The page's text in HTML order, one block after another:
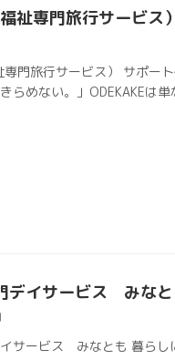
祉専門旅行サービス）
専門旅行サービス） サポー
らめない。」ODEKAKEは
デイサービス みな
サービス みなとも 暮らし